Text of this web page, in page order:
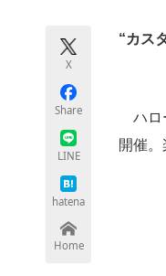
X
Share
LINE
hatena
Home
“カス
ハロ
開催